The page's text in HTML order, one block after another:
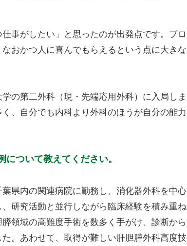
事がしたい」と思ったのが出発点です。プロ
おかつ人に喜んでもらえるという点に大きな
の第二外科（現・先端応用外科）に入局しま
、自分でも内科より外科のほうが自分の能力
ついて教えてください。
県内の関連病院に勤務し、消化器外科を中心
研究活動と並行しながら臨床経験を積み重ね
領域の高難度手術を数多く手がけ、診断から
。あわせて、取得が難しい肝胆膵外科高度技